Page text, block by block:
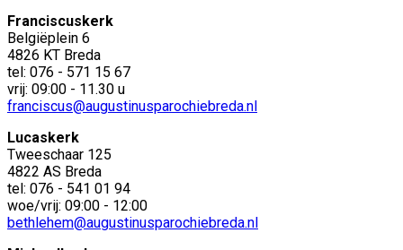
Franciscuskerk
Belgiëplein 6
4826 KT Breda
tel: 076 - 571 15 67
vrij: 09:00 - 11.30 u
franciscus@augustinusparochiebreda.nl
Lucaskerk
Tweeschaar 125
4822 AS Breda
tel: 076 - 541 01 94
woe/vrij: 09:00 - 12:00
bethlehem@augustinusparochiebreda.nl